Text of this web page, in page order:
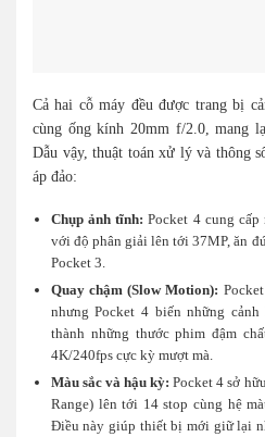
Cả hai cỗ máy đều được trang bị
cùng ống kính 20mm f/2.0, mang
Dẫu vậy, thuật toán xử lý và thông
áp đảo:
Chụp ảnh tĩnh: Pocket 4 cung
với độ phân giải lên tới 37MP, ăn
Pocket 3.
Quay chậm (Slow Motion):
nhưng Pocket 4 biến những
thành những thước phim đậm
4K/240fps cực kỳ mượt mà.
Màu sắc và hậu kỳ: Pocket 4 sở
Range) lên tới 14 stop cùng hệ
Điều này giúp thiết bị mới giữ lại